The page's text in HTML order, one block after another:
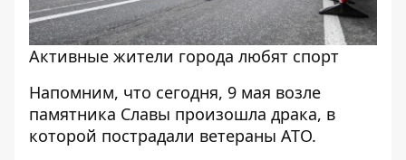
Активные жители города любят спорт
Напомним, что сегодня, 9 мая возле
памятника Славы произошла драка, в
которой пострадали ветераны АТО.